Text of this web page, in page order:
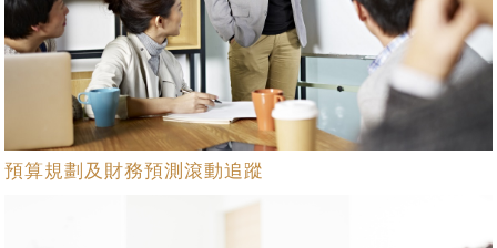
預算規劃及財務預測滾動追蹤